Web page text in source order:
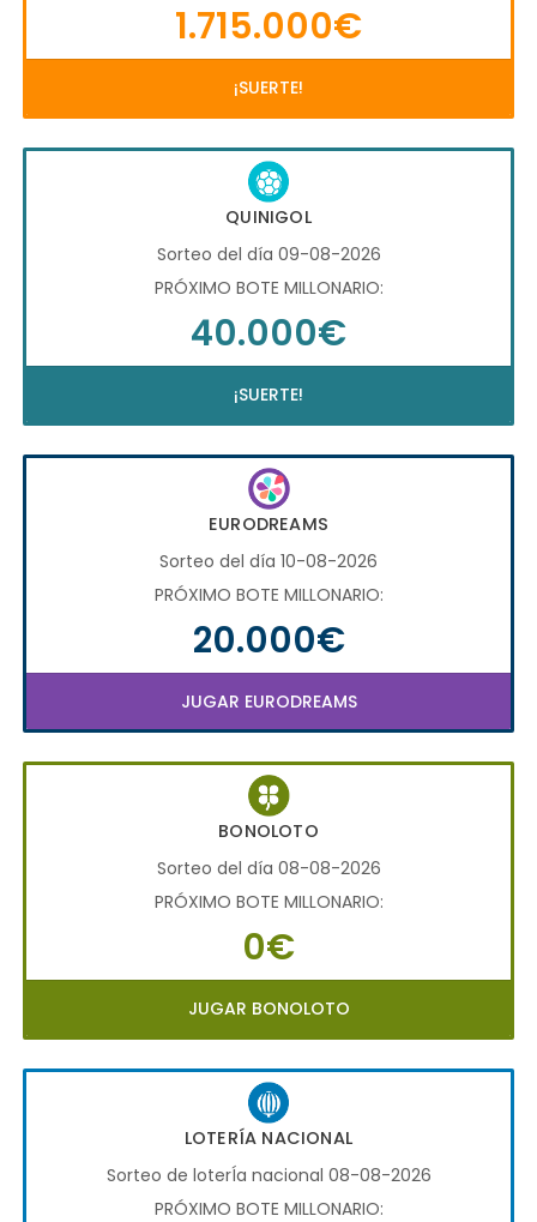
1.715.000€
¡SUERTE!
QUINIGOL
Sorteo del día 09-08-2026
PRÓXIMO BOTE MILLONARIO:
40.000€
¡SUERTE!
EURODREAMS
Sorteo del día 10-08-2026
PRÓXIMO BOTE MILLONARIO:
20.000€
JUGAR EURODREAMS
BONOLOTO
Sorteo del día 08-08-2026
PRÓXIMO BOTE MILLONARIO:
0€
JUGAR BONOLOTO
LOTERÍA NACIONAL
Sorteo de loterÍa nacional 08-08-2026
PRÓXIMO BOTE MILLONARIO: